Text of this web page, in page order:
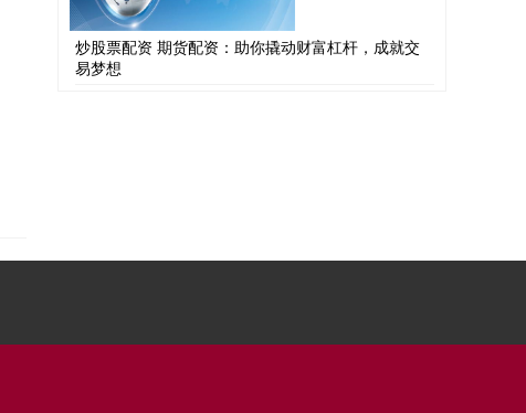
炒股票配资 期货配资：助你撬动财富杠杆，成就交
易梦想